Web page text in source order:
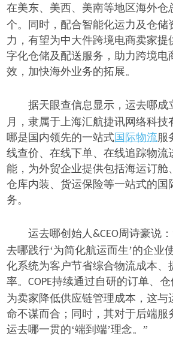
在美东、美西、美南等地区海外仓
个。同时，配合智能化运力及仓储
力，有望为中大件跨境电商卖家提
字化仓储及配送服务，助力跨境电
效，加快海外业务的拓展。
据天眼查信息显示，运去哪成
月，隶属于上海汇航捷讯网络科技
哪是国内领先的一站式国际物流服
线查价、在线下单、在线追踪物流
能，为外贸企业提供包括海运订舱
仓库内装、货运保险等一站式的国
务。
运去哪创始人&CEO周诗豪说
去哪践行‘为简化航运而生’的企业
化系统为客户节省综合物流成本、
率。COPE持续通过自研的订单、
为卖家降低供应链管理成本，这与
命不谋而合；同时，其对于后端服
运去哪一贯的‘端到端’理念。”